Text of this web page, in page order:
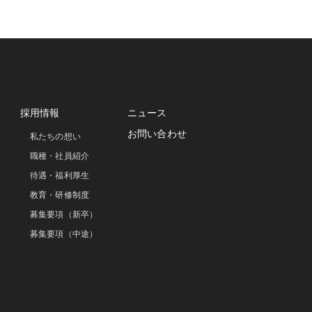
採用情報
私たちの想い
職種・社員紹介
待遇・福利厚生
教育・研修制度
募集要項（新卒）
募集要項（中途）
ニュース
お問い合わせ